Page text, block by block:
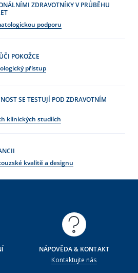
ZDRAVOTNÍKY V PRŮBĚHU
podporu
POKOŽCE
přístup
SE TESTUJÍ POD ZDRAVOTNÍM
klinických studiích
kvalitě a designu
NÁPOVĚDA & KONTAKT
Kontaktujte nás